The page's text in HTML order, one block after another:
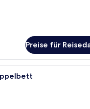
Preise für